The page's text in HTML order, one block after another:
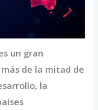
un gran
de la mitad de
la